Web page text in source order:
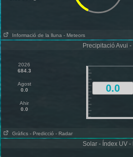
Informació de la lluna - Meteors
Precipitació Avui -
2026
684.3
Agost
0.0
Ahir
0.0
0.0
Gràfics - Predicció - Radar
Solar - Índex UV -